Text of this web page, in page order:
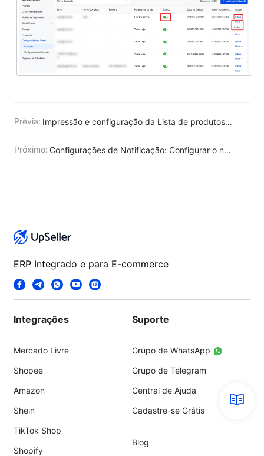
Prévia: Impressão e configuração da Lista de produtos do UpSeller
Próximo: Configurações de Notificação: Configurar o navegador para receber notificações do UpSeller
ERP Integrado e para E-commerce
Integrações
Mercado Livre
Shopee
Amazon
Shein
TikTok Shop
Shopify
Suporte
Grupo de WhatsApp
Grupo de Telegram
Central de Ajuda
Cadastre-se Grátis
Blog